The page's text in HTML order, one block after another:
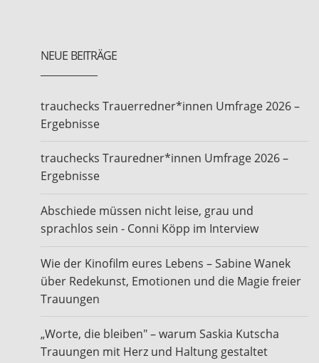
NEUE BEITRÄGE
trauchecks Trauerredner*innen Umfrage 2026 –
Ergebnisse
trauchecks Trauredner*innen Umfrage 2026 –
Ergebnisse
Abschiede müssen nicht leise, grau und
sprachlos sein - Conni Köpp im Interview
Wie der Kinofilm eures Lebens – Sabine Wanek
über Redekunst, Emotionen und die Magie freier
Trauungen
„Worte, die bleiben" – warum Saskia Kutscha
Trauungen mit Herz und Haltung gestaltet